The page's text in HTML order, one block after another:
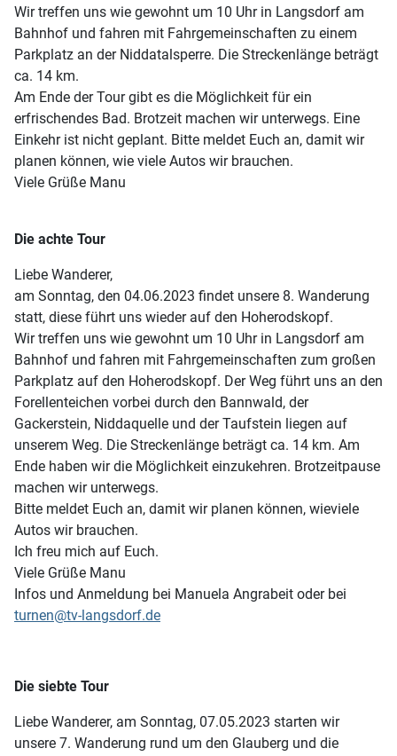
Wir treffen uns wie gewohnt um 10 Uhr in Langsdorf am
Bahnhof und fahren mit Fahrgemeinschaften zu einem
Parkplatz an der Niddatalsperre. Die Streckenlänge beträgt
ca. 14 km.
Am Ende der Tour gibt es die Möglichkeit für ein
erfrischendes Bad. Brotzeit machen wir unterwegs. Eine
Einkehr ist nicht geplant. Bitte meldet Euch an, damit wir
planen können, wie viele Autos wir brauchen.
Viele Grüße Manu
Die achte Tour
Liebe Wanderer,
am Sonntag, den 04.06.2023 findet unsere 8. Wanderung
statt, diese führt uns wieder auf den Hoherodskopf.
Wir treffen uns wie gewohnt um 10 Uhr in Langsdorf am
Bahnhof und fahren mit Fahrgemeinschaften zum großen
Parkplatz auf den Hoherodskopf. Der Weg führt uns an den
Forellenteichen vorbei durch den Bannwald, der
Gackerstein, Niddaquelle und der Taufstein liegen auf
unserem Weg. Die Streckenlänge beträgt ca. 14 km. Am
Ende haben wir die Möglichkeit einzukehren. Brotzeitpause
machen wir unterwegs.
Bitte meldet Euch an, damit wir planen können, wieviele
Autos wir brauchen.
Ich freu mich auf Euch.
Viele Grüße Manu
Infos und Anmeldung bei Manuela Angrabeit oder bei
turnen@tv-langsdorf.de
Die siebte Tour
Liebe Wanderer, am Sonntag, 07.05.2023 starten wir
unsere 7. Wanderung rund um den Glauberg und die